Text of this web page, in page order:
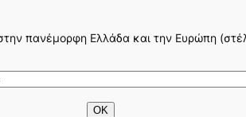
πανέμορφη Ελλάδα και την Ευρώπη